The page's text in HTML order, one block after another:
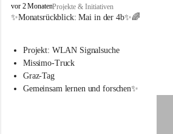
V
o
s
s
c
vor 2 MonatenProjekte & Initiativen
✨Monatsrückblick: Mai in der 4b✨🌈
Projekt: WLAN Signalsuche
Missimo-Truck
Graz-Tag
Gemeinsam lernen und forschen✨